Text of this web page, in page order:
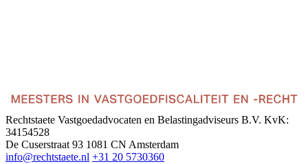
Rechtstaete Vastgoedadvocaten en Belastingadviseurs B.V. KvK:
34154528
De Cuserstraat 93 1081 CN Amsterdam
info@rechtstaete.nl +31 20 5730360